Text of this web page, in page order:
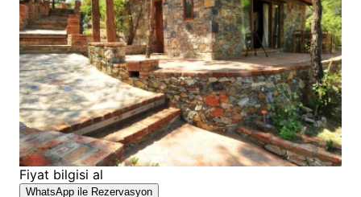
Fiyat bilgisi al
WhatsApp ile Rezervasyon